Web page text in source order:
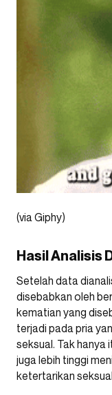
(via Giphy)
Hasil Analisis
Setelah data
disebabkan oleh
kematian yang
terjadi pada pria
seksual. Tak hanya
juga lebih tinggi
ketertarikan